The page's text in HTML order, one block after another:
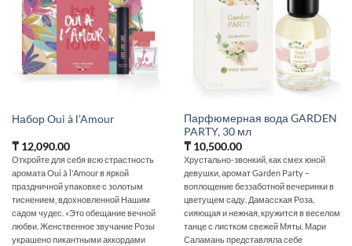
Набор Oui à l’Amour
₸12,090.00
Откройте для себя всю страстность
аромата Oui à l'Amour в яркой
праздничной упаковке с золотым
тиснением, вдохновленной Нашим
садом чудес. «Это обещание вечной
любви. Женственное звучание Розы
украшено пикантными аккордами
Парфюмерная вода GARDEN
PARTY, 30 мл
₸10,500.00
Хрустально-звонкий, как смех юной
девушки, аромат Garden Party –
воплощение беззаботной вечеринки в
цветущем саду. Дамасская Роза,
сияющая и нежная, кружится в веселом
танце с листком свежей Мяты. Мари
Саламань представляла себе